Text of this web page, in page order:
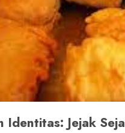
Identitas: Jejak